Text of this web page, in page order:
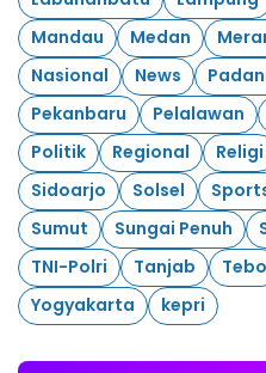
Mandau
Medan
Nasional
News
Pekanbaru
Pelalawan
Politik
Regional Religi
Sidoarjo
Solsel
Sumut
Sungai Penuh
TNI-Polri
Tanjab Tebo
Yogyakarta
kepri